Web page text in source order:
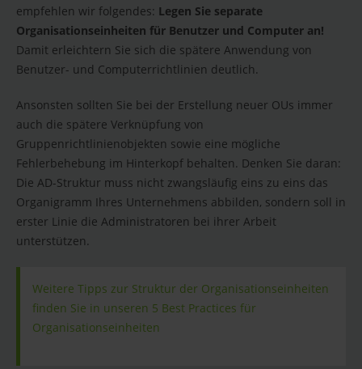
empfehlen wir folgendes: Legen Sie separate
Organisationseinheiten für Benutzer und Computer an!
Damit erleichtern Sie sich die spätere Anwendung von
Benutzer- und Computerrichtlinien deutlich.
Ansonsten sollten Sie bei der Erstellung neuer OUs immer
auch die spätere Verknüpfung von
Gruppenrichtlinienobjekten sowie eine mögliche
Fehlerbehebung im Hinterkopf behalten. Denken Sie daran:
Die AD-Struktur muss nicht zwangsläufig eins zu eins das
Organigramm Ihres Unternehmens abbilden, sondern soll in
erster Linie die Administratoren bei ihrer Arbeit
unterstützen.
Weitere Tipps zur Struktur der Organisationseinheiten
finden Sie in unseren 5 Best Practices für
Organisationseinheiten